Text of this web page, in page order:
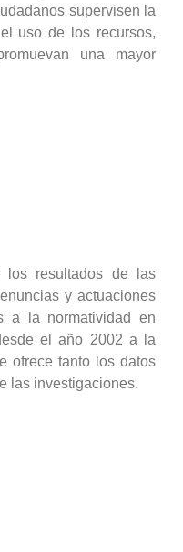
supervisen la
uso de los recursos,
una mayor
los resultados de las
y actuaciones
a la normatividad en
el año 2002 a la
ofrece tanto los datos
las investigaciones.